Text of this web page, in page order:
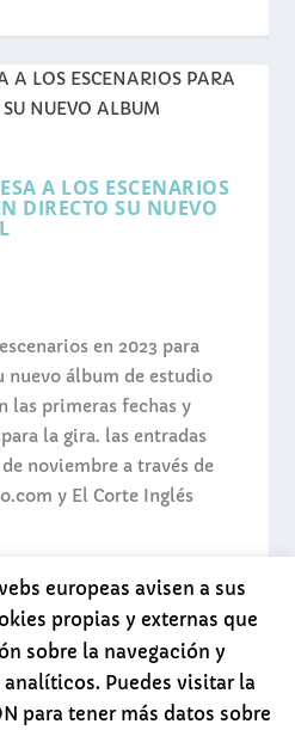
A LOS ESCENARIOS
DIRECTO SU NUEVO
en 2023 para
nuevo álbum de estudio
las primeras fechas y
la gira. las entradas
noviembre a través de
y El Corte Inglés
europeas avisen a sus
propias y externas que
sobre la navegación y
Puedes visitar la
para tener más datos sobre